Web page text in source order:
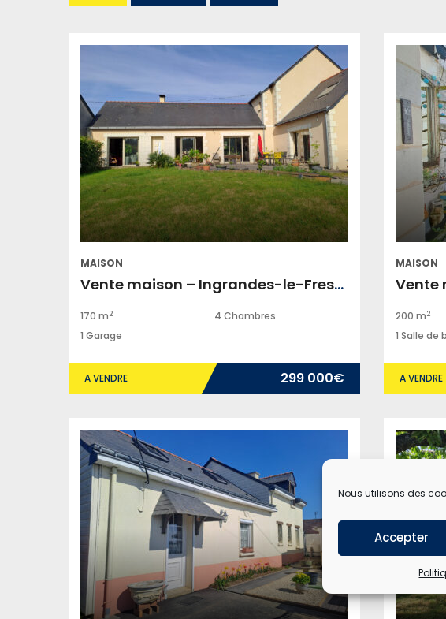
Nous utilisons des
Accepter
MAISON
Vente maison – Ingrandes-le-Fresne-sur-Loire
170 m2
4 Chambres
1 Garage
A VENDRE 299 000€
MAISON
200 m2
1 Salle de
A VENDRE